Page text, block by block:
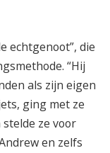
echtgenoot”, die
“Hij
als zijn eigen
ging met ze
ze voor
en zelfs